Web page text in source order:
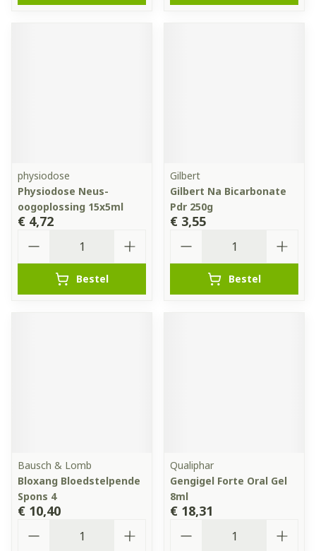
physiodose
Physiodose Neus-
oogoplossing 15x5ml
€ 4,72
Bestel
Gilbert
Gilbert Na Bicarbonate
Pdr 250g
€ 3,55
Bestel
Bausch & Lomb
Bloxang Bloedstelpende
Spons 4
€ 10,40
Qualiphar
Gengigel Forte Oral Gel
8ml
€ 18,31